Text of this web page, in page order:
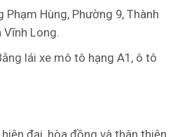
Phạm Hùng, Phường 9, Thành
Vĩnh Long.
lái xe mô tô hạng A1, ô tô
đại, hòa đồng và thân thiện.